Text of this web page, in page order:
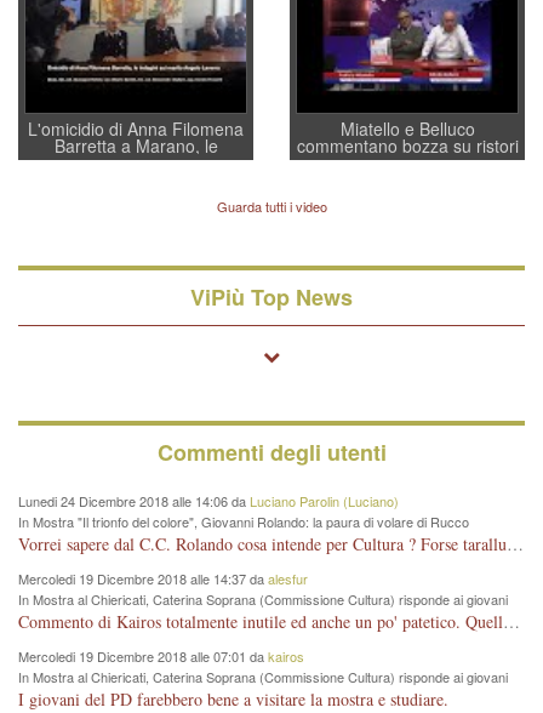
L'omicidio di Anna Filomena
Barretta a Marano, le
indagini dei carabinieri di
Lavarra: più avvincenti di
quelle di... Barbara D'Urso
Miatello e Belluco
commentano bozza su ristori
BPVi e Veneto Banca
Guarda tutti i video
ViPiù Top News
Commenti degli utenti
Lunedi 24 Dicembre 2018 alle 14:06 da Luciano Parolin (Luciano)
In Mostra "Il trionfo del colore", Giovanni Rolando: la paura di volare di Rucco
Vorrei sapere dal C.C. Rolando cosa intende per Cultura ? Forse tarallucci, vino e sagre, o spaghetti tricolori del PD ? Il continuo (s)parlare della mostra a Palazzo Chiericati caro consigliere DANNEGGIA FORTEMENTE l'immagine della città TUTTA e fa deviare i consensi che in RUSSIA (badi bene ex U.R.S.S.) sono ECCELLENTI. A livello artistico l'evento è di alta Valenza culturale, COMPITO di Tutta la Cittadinanza fare il possibile per propagandare l'iniziativa senza farne UN CASO PARTITICO come fa Lei da sempre. Meno Gazebo + Partecipazione! E così sia. Amen.
Mercoledi 19 Dicembre 2018 alle 14:37 daalesfur
In Mostra al Chiericati, Caterina Soprana (Commissione Cultura) risponde ai giovani
del Pd: "realizzata a costo zero per il Comune"
Commento di Kairos totalmente inutile ed anche un po' patetico. Quella che è completamente mancata è stata la promozione internazionale dell'evento effettuata da chi lo sa fare, l'amministrazione in questo è stata totalmente assente relegando al provincialismo una mostra che meritava ben altre platee ed i risultati sono sotto gli occhi di tutti. Su questo bisogna parlare, il fatto di averla organizzata al Chiericati certo non ha aiutato ma è un aspetto secondario rispetto a quello della promozione. In città con le mostre organizzate da Goldin - che certo ha fatto principalmente i suoi interessi, ma ne ha comunque beneficiato la città in immagine e commercio per il centro - arrivavano giornalmente pullman carichi di turisti. Dove sono i turisti ora?
Mercoledi 19 Dicembre 2018 alle 07:01 dakairos
In Mostra al Chiericati, Caterina Soprana (Commissione Cultura) risponde ai giovani
del Pd: "realizzata a costo zero per il Comune"
I giovani del PD farebbero bene a visitare la mostra e studiare.